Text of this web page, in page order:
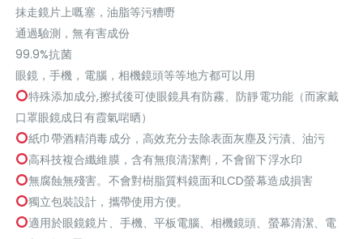
抹走鏡片上嘅塞，油脂等污糟嘢
通過驗測，無有害成份
99.9%抗菌
眼鏡，手機，電腦，相機鏡頭等等地方都可以用
特殊添加成分,擦拭後可使眼鏡具有防霧、防靜電功能（而家戴
口罩眼鏡成日有霞氣啱晒）
紙巾帶酒精消毒成分，高效充分去除表面灰塵及污漬、油污
高科技複合纖維膜，含有無痕清潔劑，不會留下浮水印
無腐蝕無殘害。不會對樹脂質料鏡面和LCD螢幕造成損害
獨立包裝設計，攜帶使用方便。
適用於眼鏡鏡片、手機、平板電腦、相機鏡頭、螢幕清潔、電